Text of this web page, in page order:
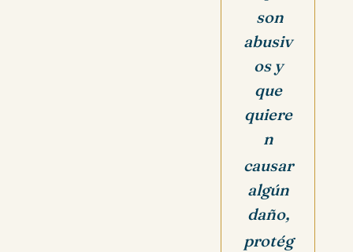
son
abusiv
os y
que
quiere
n
causar
algún
daño,
protég